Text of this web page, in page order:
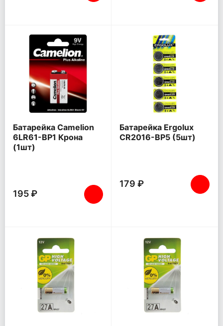
Батарейка Camelion
6LR61-BP1 Крона
(1шт)
195 ₽
Батарейка Ergolux
CR2016-BP5 (5шт)
179 ₽